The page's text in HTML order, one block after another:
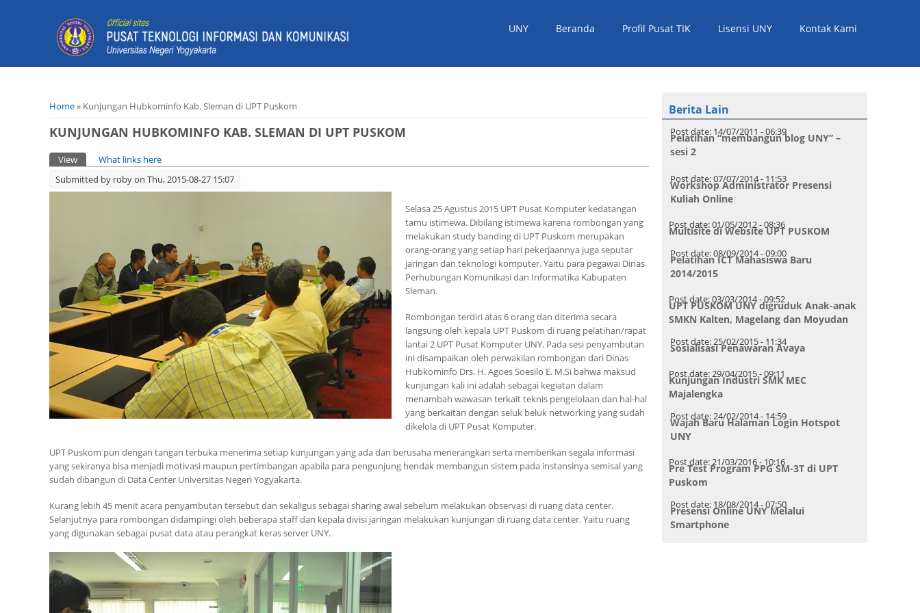
UNY Beranda Profil Pusat TIK Lisensi UNY Kontak Kami
You are here
Home» Kunjungan Hubkominfo Kab. Sleman di UPT Puskom
KUNJUNGAN HUBKOMINFO KAB. SLEMAN DI UPT PUSKOM
Primary tabs
View (active tab)
What links here
Submitted by robyon Thu, 2015-08-27 15:07
Selasa 25 Agustus 2015 UPT Pusat Komputer kedatangan
tamu istimewa. Dibilang istimewa karena rombongan yang
melakukan study banding di UPT Puskom merupakan
orang-orang yang setiap hari pekerjaannya juga seputar
jaringan dan teknologi komputer. Yaitu para pegawai Dinas
Perhubungan Komunikasi dan Informatika Kabupaten
Sleman.
Rombongan terdiri atas 6 orang dan diterima secara
langsung oleh kepala UPT Puskom di ruang pelatihan/rapat
lantai 2 UPT Pusat Komputer UNY. Pada sesi penyambutan
ini disampaikan oleh perwakilan rombongan dari Dinas
Hubkominfo Drs. H. Agoes Soesilo E. M.Si bahwa maksud
kunjungan kali ini adalah sebagai kegiatan dalam
menambah wawasan terkait teknis pengelolaan dan hal-hal
yang berkaitan dengan seluk beluk networking yang sudah
dikelola di UPT Pusat Komputer.
UPT Puskom pun dengan tangan terbuka menerima setiap kunjungan yang ada dan berusaha menerangkan serta memberikan segala informasi
yang sekiranya bisa menjadi motivasi maupun pertimbangan apabila para pengunjung hendak membangun sistem pada instansinya semisal yang
sudah dibangun di Data Center Universitas Negeri Yogyakarta.
Kurang lebih 45 menit acara penyambutan tersebut dan sekaligus sebagai sharing awal sebelum melakukan observasi di ruang data center.
Selanjutnya para rombongan didampingi oleh beberapa staff dan kepala divisi jaringan melakukan kunjungan di ruang data center. Yaitu ruang
yang digunakan sebagai pusat data atau perangkat keras server UNY.
Berita Lain
Post date: 14/07/2011 - 06:39
Pelatihan “membangun blog UNY” –
sesi 2
Post date:07/07/2014 - 11:53
Workshop Administrator Presensi
Kuliah Online
Post date:01/05/2012 - 08:36
Multisite di Website UPT PUSKOM
Post date:08/09/2014 - 09:00
Pelatihan ICT Mahasiswa Baru
2014/2015
Post date:03/03/2014 - 09:52
UPT PUSKOM UNY digruduk Anak-anak
SMKN Kalten, Magelang dan Moyudan
Post date:25/02/2015 - 11:34
Sosialisasi Penawaran Avaya
Post date:29/04/2015 - 09:11
Kunjungan Industri SMK MEC
Majalengka
Post date:24/02/2014 - 14:59
Wajah Baru Halaman Login Hotspot
UNY
Post date:21/03/2016 - 10:16
Pre Test Program PPG SM-3T di UPT
Puskom
Post date: 18/08/2014 - 07:50
Presensi Online UNY Melalui
Smartphone